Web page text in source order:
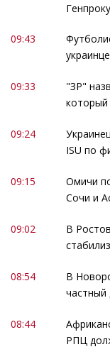
09:43
09:33
"ЗР"
09:24
ISU по
09:15
Омичи
Сочи и
09:02
В
08:54
В
частный
08:44
РПЦ